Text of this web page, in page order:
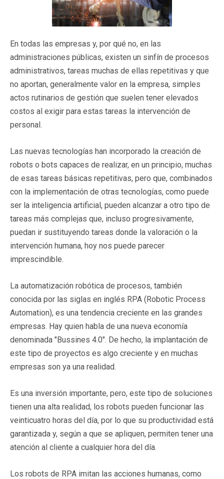
En todas las empresas y, por qué no, en las
administraciones públicas, existen un sinfín de procesos
administrativos, tareas muchas de ellas repetitivas y que
no aportan, generalmente valor en la empresa, simples
actos rutinarios de gestión que suelen tener elevados
costos al exigir para estas tareas la intervención de
personal.
Las nuevas tecnologías han incorporado la creación de
robots o bots capaces de realizar, en un principio, muchas
de esas tareas básicas repetitivas, pero que, combinados
con la implementación de otras tecnologías, como puede
ser la inteligencia artificial, pueden alcanzar a otro tipo de
tareas más complejas que, incluso progresivamente,
puedan ir sustituyendo tareas donde la valoración o la
intervención humana, hoy nos puede parecer
imprescindible.
La automatización robótica de procesos, también
conocida por las siglas en inglés RPA (Robotic Process
Automation), es una tendencia creciente en las grandes
empresas. Hay quien habla de una nueva economía
denominada "Bussines 4.0". De hecho, la implantación de
este tipo de proyectos es algo creciente y en muchas
empresas son ya una realidad.
Es una inversión importante, pero, este tipo de soluciones
tienen una alta realidad, los robots pueden funcionar las
veinticuatro horas del día, por lo que su productividad está
garantizada y, según a que se apliquen, permiten tener una
atención al cliente a cualquier hora del día.
Los robots de RPA imitan las acciones humanas, como